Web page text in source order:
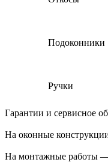
Подоконники
Ручки
Гарантии и сервисное
На оконные
На монтажные работы